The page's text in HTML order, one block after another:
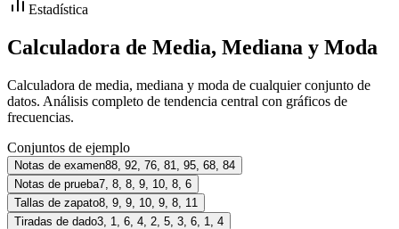
Estadística
Calculadora de Media, Mediana y Moda
Calculadora de media, mediana y moda de cualquier conjunto de
datos. Análisis completo de tendencia central con gráficos de
frecuencias.
Conjuntos de ejemplo
Notas de examen88, 92, 76, 81, 95, 68, 84
Notas de prueba7, 8, 8, 9, 10, 8, 6
Tallas de zapato8, 9, 9, 10, 9, 8, 11
Tiradas de dado3, 1, 6, 4, 2, 5, 3, 6, 1, 4